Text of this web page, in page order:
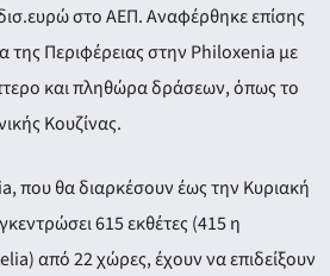
στο ΑΕΠ. Αναφέρθηκε επίσης
της Περιφέρειας στην Philoxenia με
και πληθώρα δράσεων, όπως το
Κουζίνας.
που θα διαρκέσουν έως την Κυριακή
615 εκθέτες (415 η
από 22 χώρες, έχουν να επιδείξουν